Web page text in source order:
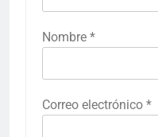
Nombre *
Correo electrónico *